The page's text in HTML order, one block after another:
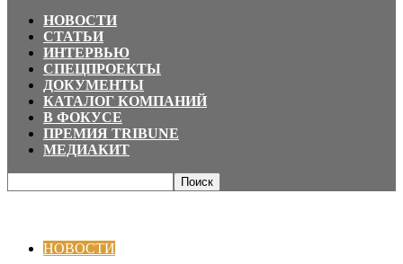
НОВОСТИ
СТАТЬИ
ИНТЕРВЬЮ
СПЕЦПРОЕКТЫ
ДОКУМЕНТЫ
КАТАЛОГ КОМПАНИЙ
В ФОКУСЕ
ПРЕМИЯ TRIBUNE
МЕДИАКИТ
НОВОСТИ